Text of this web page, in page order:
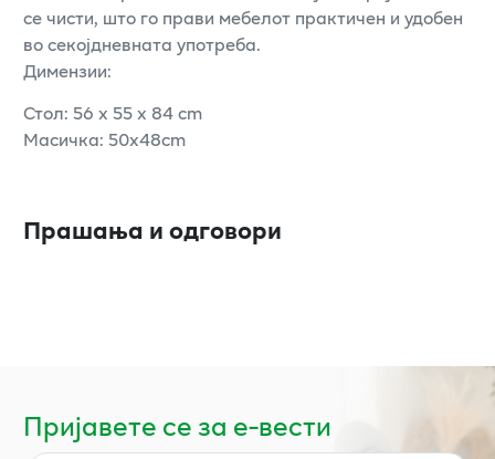
се чисти, што го прави мебелот практичен и удобен
во секојдневната употреба.
Димензии:
Стол: 56 x 55 x 84 cm
Масичка: 50x48cm
Прашања и одговори
Пријавете се за е-вести